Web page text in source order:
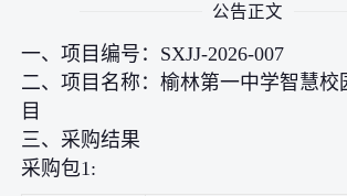
公告正文
一、项目编号：SXJJ-2026-007
二、项目名称：榆林第一中学智慧校
目
三、采购结果
采购包1: